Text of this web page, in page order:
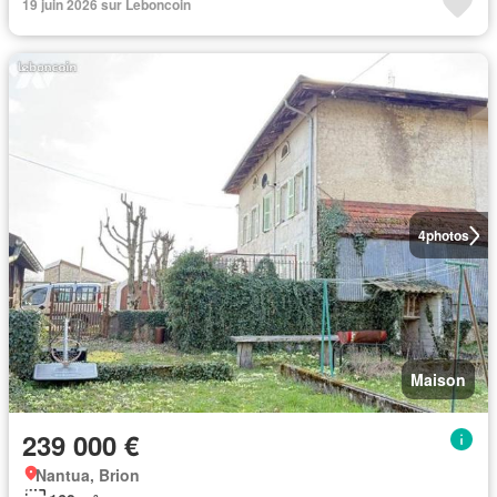
19 juin 2026 sur Leboncoin
4photos
Maison
239 000 €
Nantua, Brion